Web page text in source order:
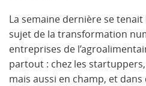
La semaine dernière se
sujet de la transformation
entreprises de
partout : chez les
mais aussi en champ, et